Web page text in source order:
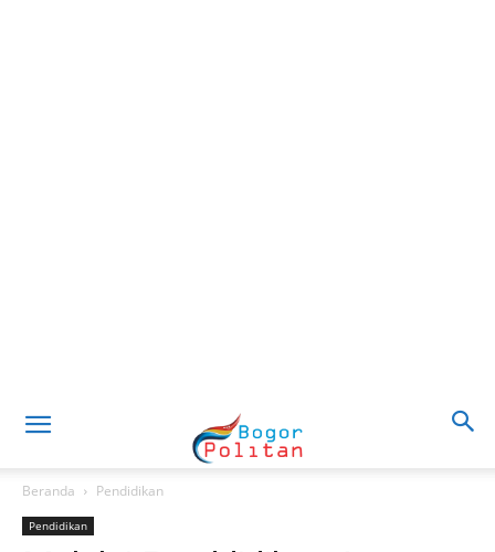
Beranda Pendidikan
Pendidikan